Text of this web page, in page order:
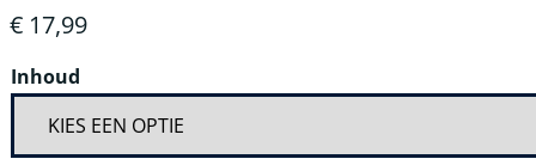
€ 17,99
Inhoud